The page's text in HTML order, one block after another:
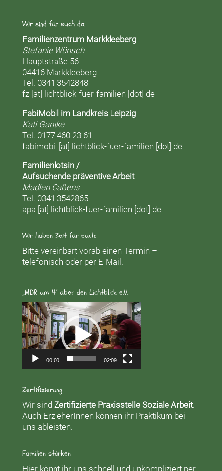
Wir sind für euch da:
Familienzentrum Markkleeberg
Stefanie Wünsch
Hauptstraße 56
04416 Markkleeberg
Tel. 0341 3542848
fz [at] lichtblick-fuer-familien [dot] de
FabiMobil im Landkreis Leipzig
Kati Gantke
Tel. 0177 460 23 61
fabimobil [at] lichtblick-fuer-familien [dot] de
Familienlotsin /
Aufsuchende präventive Arbeit
Madlen Caßens
Tel. 0341 3542865
apa [at] lichtblick-fuer-familien [dot] de
Wir haben Zeit für euch:
Bitte vereinbart vorab einen Termin –
telefonisch oder per E-Mail.
„MDR um 4“ über den Lichtblick e.V.
Video-
Player
00:00 02:09
Zertifizierung
Wir sind Zertifizierte Praxisstelle Soziale Arbeit.
Auch ErzieherInnen können ihr Praktikum bei
uns ableisten.
Familien stärken
Hier könnt ihr uns schnell und unkompliziert per